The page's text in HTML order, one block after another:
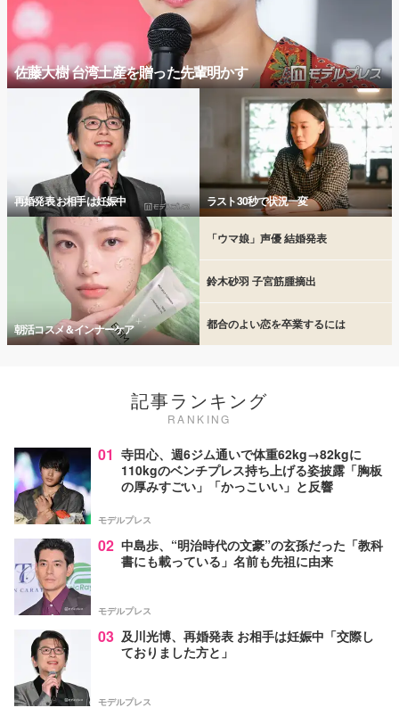
佐藤大樹 台湾土産を贈った先輩明かす
再婚発表 お相手は妊娠中 ラスト30秒で状況一変
朝活コスメ＆インナーケア
「ウマ娘」声優 結婚発表
鈴木砂羽 子宮筋腫摘出
都合のよい恋を卒業するには
記事ランキング
RANKING
01 寺田心、週6ジム通いで体重62kg→82kgに
110kgのベンチプレス持ち上げる姿披露「胸板
の厚みすごい」「かっこいい」と反響
モデルプレス
02 中島歩、“明治時代の文豪”の玄孫だった「教科
書にも載っている」名前も先祖に由来
モデルプレス
03 及川光博、再婚発表 お相手は妊娠中「交際し
ておりました方と」
モデルプレス